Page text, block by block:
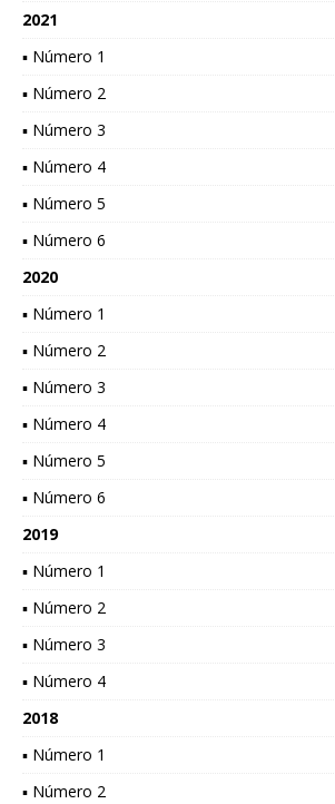
2021
▪ Número 1
▪ Número 2
▪ Número 3
▪ Número 4
▪ Número 5
▪ Número 6
2020
▪ Número 1
▪ Número 2
▪ Número 3
▪ Número 4
▪ Número 5
▪ Número 6
2019
▪ Número 1
▪ Número 2
▪ Número 3
▪ Número 4
2018
▪ Número 1
▪ Número 2